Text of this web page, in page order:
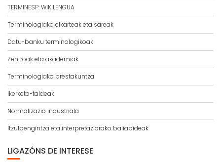
TERMINESP: WIKILENGUA
Terminologiako elkarteak eta sareak
Datu-banku terminologikoak
Zentroak eta akademiak
Terminologiako prestakuntza
Ikerketa-taldeak
Normalizazio industriala
Itzulpengintza eta interpretaziorako baliabideak
LIGAZÓNS DE INTERESE